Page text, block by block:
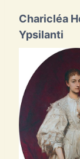
Charicléa
Ypsilanti